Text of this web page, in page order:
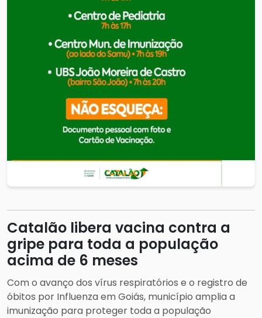
Catalão libera vacina contra a
gripe para toda a população
acima de 6 meses
Com o avanço dos vírus respiratórios e o registro de
óbitos por Influenza em Goiás, município amplia a
imunização para proteger toda a população